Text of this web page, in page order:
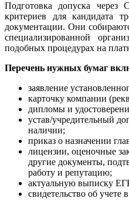
Подготовка допуска
критериев для кандидата
документации. Они
специализированной
подобных процедурах на
Перечень нужных бумаг
заявление
карточку компании
дипломы и
устав/учредительный
наличии;
приказ о назначении
лицензии, оценочные
другие документы,
работу и репутацию;
актуальную выписку
свидетельство об